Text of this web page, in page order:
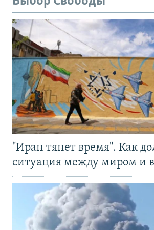
"Иран тянет время". Как
ситуация между миром и